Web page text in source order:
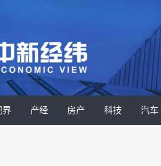
界 产经 房产 科技 汽车